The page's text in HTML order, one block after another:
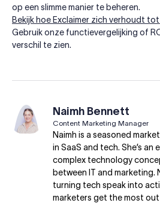
op een slimme manier te beheren.
Bekijk hoe Exclaimer zich verhoudt
Gebruik onze functievergelijking of
verschil te zien.
Naimh Bennett
Content Marketing Manager
Naimh is a seasoned
in SaaS and tech. She’s
complex technology
between IT and marketing.
turning tech speak into
marketers get the most